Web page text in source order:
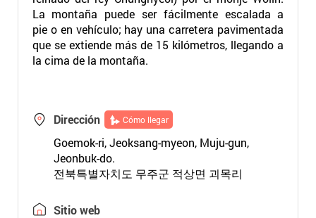
La montaña puede ser fácilmente escalada a
pie o en vehículo; hay una carretera pavimentada
que se extiende más de 15 kilómetros, llegando a
la cima de la montaña.
Dirección Cómo llegar
Goemok-ri, Jeoksang-myeon, Muju-gun,
Jeonbuk-do.
전북특별자치도 무주군 적상면 괴목리
Sitio web